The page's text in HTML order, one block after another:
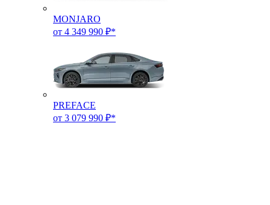
MONJARO
от 4 349 990 ₽*
PREFACE
от 3 079 990 ₽*